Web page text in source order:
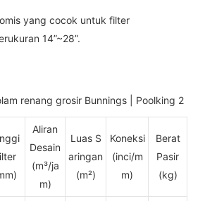
yang cocok untuk filter
14”~28”.
Aliran
Desain
(m³/ja
m)
Luas S
aringan
(m²)
Koneksi
(inci/m
m)
Berat
Pasir
(kg)